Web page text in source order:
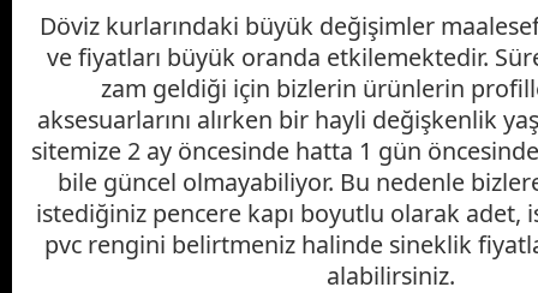
Döviz kurlarındaki büyük değişimler
ve fiyatları büyük oranda etkilemektedir.
zam geldiği için bizlerin ürünlerin
aksesuarlarını alırken bir hayli değişkenlik
sitemize 2 ay öncesinde hatta 1 gün öncesinde
bile güncel olmayabiliyor. Bu nedenle
istediğiniz pencere kapı boyutlu olarak adet,
pvc rengini belirtmeniz halinde sineklik
alabilirsiniz.